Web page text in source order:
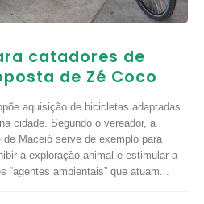
catadores de
de Zé Coco
aquisição de bicicletas adaptadas
cidade. Segundo o vereador, a
Maceió serve de exemplo para
a exploração animal e estimular a
ambientais” que atuam...